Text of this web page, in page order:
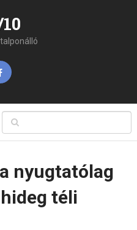
nyugtatólag
téli